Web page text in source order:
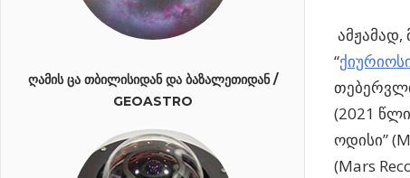
ამჟამად,
“
(2021
ოდისი”
(Mars
ᲦᲐᲛᲘᲡ ᲪᲐ ᲗᲑᲘᲚᲘᲡᲘᲓᲐᲜ ᲓᲐ ᲑᲐᲖᲐᲚᲔᲗᲘᲓᲐᲜ /
GEOASTRO